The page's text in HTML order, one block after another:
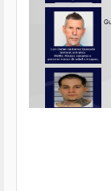
Ver más